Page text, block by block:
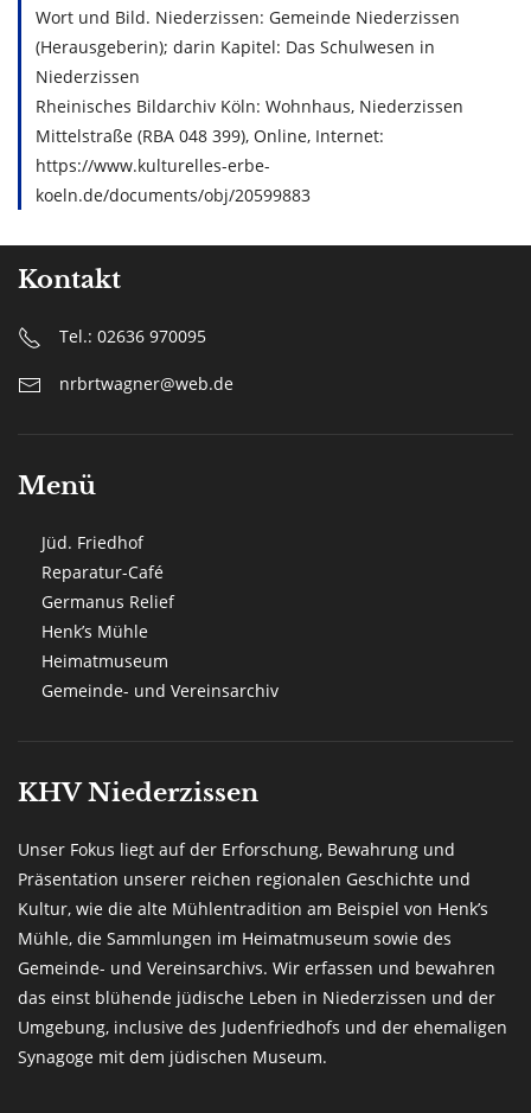
Wort und Bild. Niederzissen: Gemeinde Niederzissen
(Herausgeberin); darin Kapitel: Das Schulwesen in
Niederzissen
Rheinisches Bildarchiv Köln: Wohnhaus, Niederzissen
Mittelstraße (RBA 048 399), Online, Internet:
https://www.kulturelles-erbe-
koeln.de/documents/obj/20599883
Kontakt
Tel.: 02636 970095
nrbrtwagner@web.de
Menü
Jüd. Friedhof
Reparatur-Café
Germanus Relief
Henk’s Mühle
Heimatmuseum
Gemeinde- und Vereinsarchiv
KHV Niederzissen
Unser Fokus liegt auf der Erforschung, Bewahrung und
Präsentation unserer reichen regionalen Geschichte und
Kultur, wie die alte Mühlentradition am Beispiel von Henk’s
Mühle, die Sammlungen im Heimatmuseum sowie des
Gemeinde- und Vereinsarchivs. Wir erfassen und bewahren
das einst blühende jüdische Leben in Niederzissen und der
Umgebung, inclusive des Judenfriedhofs und der ehemaligen
Synagoge mit dem jüdischen Museum.